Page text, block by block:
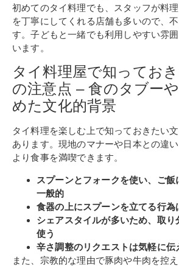
初めてのタイ料理でも、スタッフが料
を丁寧にしてくれる店舗も多いので、
す。子どもと一緒でも利用しやすい雰
います。
タイ料理屋で知ってお
の注意点 – 食のタブー
めた文化的背景
タイ料理を楽しむ上で知っておきたい
あります。現地のマナーや日本との違い
より食事を満喫できます。
スプーンとフォークを使い、ご
一般的
食器の上にスプーンを立てる行為
シェアスタイルが多いため、取
使う
辛さ調整のリクエストは気軽に伝
また、宗教的な理由で豚肉や牛肉を控え